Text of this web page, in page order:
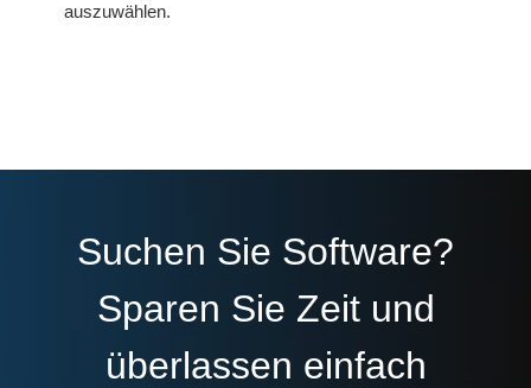
auszuwählen.
Suchen Sie Software?
Sparen Sie Zeit und
überlassen einfach